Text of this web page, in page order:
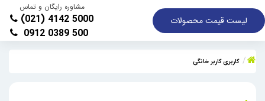
لیست قیمت محصولات
مشاوره رایگان و تماس
(021) 4142 5000
0912 0389 500
کاربری کاربر خانگی